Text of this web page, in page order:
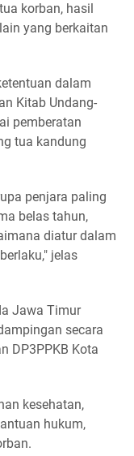
korban, hasil
yang berkaitan
dalam
Kitab Undang-
pemberatan
tua kandung
penjara paling
belas tahun,
diatur dalam
jelas
Jawa Timur
secara
DP3PPKB Kota
kesehatan,
hukum,